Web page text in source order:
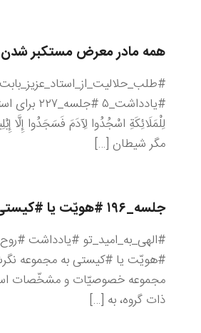
همه مادر معرض مستکبر
لِلْمَلَائِكَةِ اسْجُدُوا لِآدَمَ فَسَجَدُوا
مگر شیطان […]
جلسه_۱۹۶ #هویّت یا #کیستی به مجموعه نگرش‌ها
#هویّت یا #کیستی به مجموعه
مجموعه خصوصیّات و مشخّصات
ذات گروه، به […]